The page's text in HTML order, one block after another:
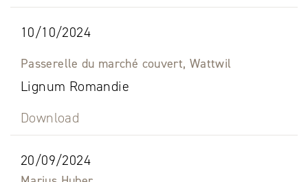
10/10/2024
Passerelle du marché couvert, Wattwil
Lignum Romandie
Download
20/09/2024